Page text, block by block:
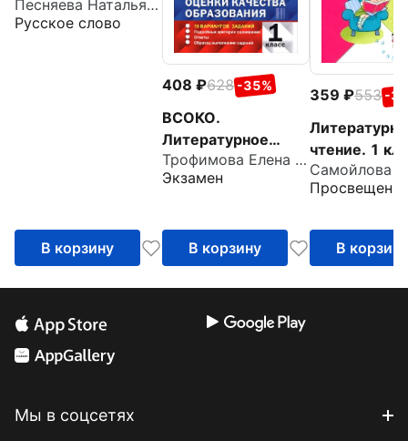
тренажёр
Песняева Наталья Александровна
Русское слово
В корзину
408 628 -35%
ВСОКО.
Литературное
чтение. 1 класс.
Типовые задания.
заданий
Трофимова Елена Викторовна
Экзамен
В корзину
359 553 -
чтение. 1
Круг чтения
В корзину
Мы в соцсетях